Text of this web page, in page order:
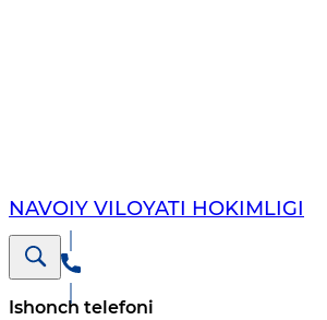
NAVOIY VILОYATI HОKIMLIGI
Ishonch telefoni